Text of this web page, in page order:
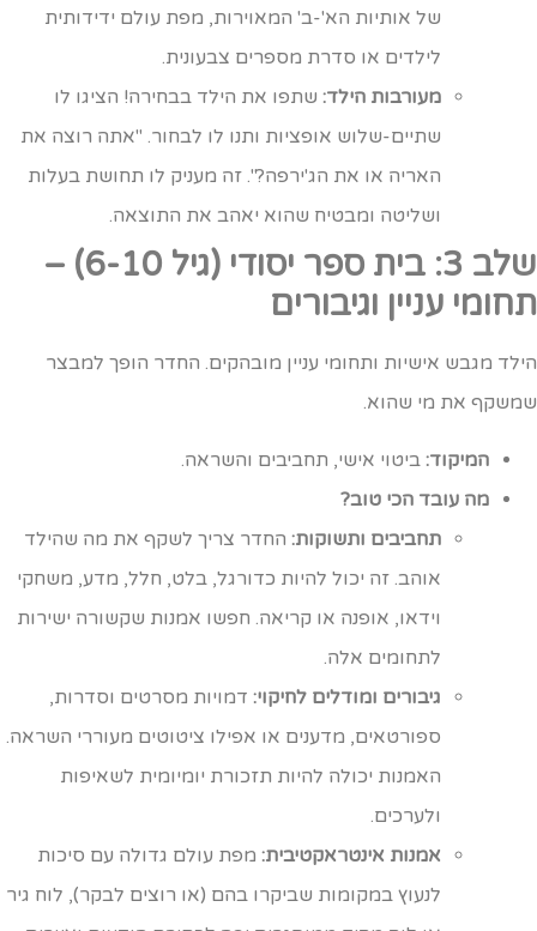
של אותיות הא'-ב' המאוירות, מפת עולם ידידותית
לילדים או סדרת מספרים צבעונית.
מעורבות הילד:שתפו את הילד בבחירה! הציגו לו
שתיים-שלוש אופציות ותנו לו לבחור. "אתה רוצה את
האריה או את הג'ירפה?". זה מעניק לו תחושת בעלות
ושליטה ומבטיח שהוא יאהב את התוצאה.
שלב 3: בית ספר יסודי (גיל 6-10) –
עניין וגיבורים
מגבש אישיות ותחומי עניין מובהקים. החדר הופך למבצר
את מי שהוא.
המיקוד:ביטוי אישי, תחביבים והשראה.
מה עובד הכי טוב?
תחביבים ותשוקות:החדר צריך לשקף את מה שהילד
אוהב. זה יכול להיות כדורגל, בלט, חלל, מדע, משחקי
וידאו, אופנה או קריאה. חפשו אמנות שקשורה ישירות
לתחומים אלה.
גיבורים ומודלים לחיקוי:דמויות מסרטים וסדרות,
ספורטאים, מדענים או אפילו ציטוטים מעוררי השראה.
האמנות יכולה להיות תזכורת יומיומית לשאיפות
ולערכים.
אמנות אינטראקטיבית:מפת עולם גדולה עם סיכות
לנעוץ במקומות שביקרו בהם (או רוצים לבקר), לוח גיר